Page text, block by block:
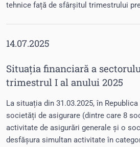
tehnice față de sfârșitul trimestrului
14.07.2025
Situația financiară a
trimestrul I al anului 2025
La situația din 31.03.2025, în
societăți de asigurare (dintre care 8
activitate de asigurări generale și o
desfășura simultan activitate în